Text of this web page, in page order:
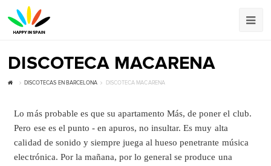
DISCOTECA MACARENA
DISCOTECAS EN BARCELONA DISCOTECA MACARENA
Lo más probable es que su apartamento Más, de poner el club.
Pero ese es el punto - en apuros, no insultar. Es muy alta
calidad de sonido y siempre juega al hueso penetrante música
electrónica. Por la mañana, por lo general se produce una